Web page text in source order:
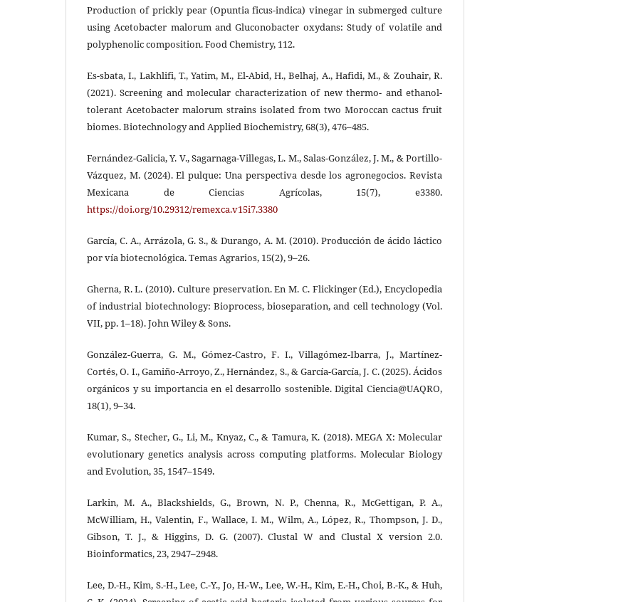
Production of prickly pear (Opuntia ficus-indica) vinegar in submerged culture
using Acetobacter malorum and Gluconobacter oxydans: Study of volatile and
polyphenolic composition. Food Chemistry, 112.
Es-sbata, I., Lakhlifi, T., Yatim, M., El-Abid, H., Belhaj, A., Hafidi, M., & Zouhair, R.
(2021). Screening and molecular characterization of new thermo- and ethanol-
tolerant Acetobacter malorum strains isolated from two Moroccan cactus fruit
biomes. Biotechnology and Applied Biochemistry, 68(3), 476–485.
Fernández-Galicia, Y. V., Sagarnaga-Villegas, L. M., Salas-González, J. M., & Portillo-
Vázquez, M. (2024). El pulque: Una perspectiva desde los agronegocios. Revista
Mexicana de Ciencias Agrícolas, 15(7), e3380.
https://doi.org/10.29312/remexca.v15i7.3380
García, C. A., Arrázola, G. S., & Durango, A. M. (2010). Producción de ácido láctico
por vía biotecnológica. Temas Agrarios, 15(2), 9–26.
Gherna, R. L. (2010). Culture preservation. En M. C. Flickinger (Ed.), Encyclopedia
of industrial biotechnology: Bioprocess, bioseparation, and cell technology (Vol.
VII, pp. 1–18). John Wiley & Sons.
González-Guerra, G. M., Gómez-Castro, F. I., Villagómez-Ibarra, J., Martínez-
Cortés, O. I., Gamiño-Arroyo, Z., Hernández, S., & García-García, J. C. (2025). Ácidos
orgánicos y su importancia en el desarrollo sostenible. Digital Ciencia@UAQRO,
18(1), 9–34.
Kumar, S., Stecher, G., Li, M., Knyaz, C., & Tamura, K. (2018). MEGA X: Molecular
evolutionary genetics analysis across computing platforms. Molecular Biology
and Evolution, 35, 1547–1549.
Larkin, M. A., Blackshields, G., Brown, N. P., Chenna, R., McGettigan, P. A.,
McWilliam, H., Valentin, F., Wallace, I. M., Wilm, A., López, R., Thompson, J. D.,
Gibson, T. J., & Higgins, D. G. (2007). Clustal W and Clustal X version 2.0.
Bioinformatics, 23, 2947–2948.
Lee, D.-H., Kim, S.-H., Lee, C.-Y., Jo, H.-W., Lee, W.-H., Kim, E.-H., Choi, B.-K., & Huh,